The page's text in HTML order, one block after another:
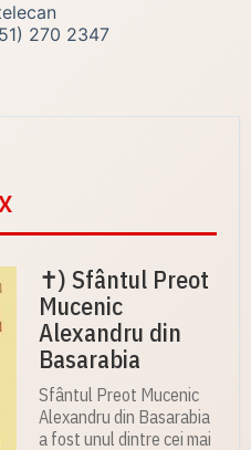
270 2347
✝) Sfântul Preot
Mucenic
Alexandru din
Basarabia
Sfântul Preot Mucenic
Alexandru din Basarabia
a fost unul dintre cei mai